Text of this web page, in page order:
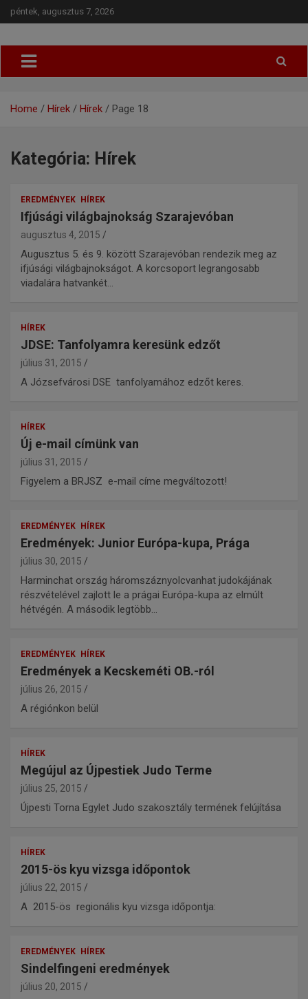
péntek, augusztus 7, 2026
BRJSZ
Home Hírek Hírek Page 18
Kategória: Hírek
EREDMÉNYEK HÍREK
Ifjúsági világbajnokság Szarajevóban
augusztus 4, 2015
Augusztus 5. és 9. között Szarajevóban rendezik meg az
ifjúsági világbajnokságot. A korcsoport legrangosabb
viadalára hatvankét…
HÍREK
JDSE: Tanfolyamra keresünk edzőt
július 31, 2015
A Józsefvárosi DSE tanfolyamához edzőt keres.
HÍREK
Új e-mail címünk van
július 31, 2015
Figyelem a BRJSZ e-mail címe megváltozott!
EREDMÉNYEK HÍREK
Eredmények: Junior Európa-kupa, Prága
július 30, 2015
Harminchat ország háromszáznyolcvanhat judokájának
részvételével zajlott le a prágai Európa-kupa az elmúlt
hétvégén. A második legtöbb…
EREDMÉNYEK HÍREK
Eredmények a Kecskeméti OB.-ról
július 26, 2015
A régiónkon belül
HÍREK
Megújul az Újpestiek Judo Terme
július 25, 2015
Újpesti Torna Egylet Judo szakosztály termének felújítása
HÍREK
2015-ös kyu vizsga időpontok
július 22, 2015
A 2015-ös regionális kyu vizsga időpontja:
EREDMÉNYEK HÍREK
Sindelfingeni eredmények
július 20, 2015